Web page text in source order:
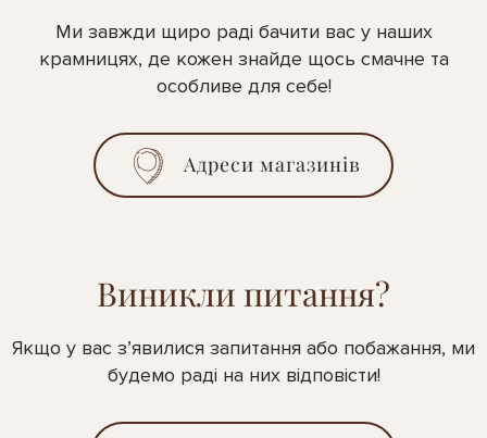
Ми завжди щиро раді бачити вас у наших
крамницях, де кожен знайде щось смачне та
особливе для себе!
Адреси магазинів
Виникли питання?
Якщо у вас з’явилися запитання або побажання, ми
будемо раді на них відповісти!